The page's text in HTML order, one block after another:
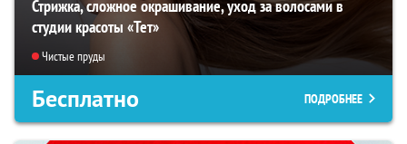
Стрижка, сложное окрашивание, уход за волосами в
студии красоты «Тет»
Чистые пруды
Бесплатно ПОДРОБНЕЕ